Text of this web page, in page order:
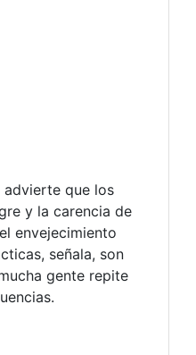
advierte que los
y la carencia de
envejecimiento
señala, son
gente repite